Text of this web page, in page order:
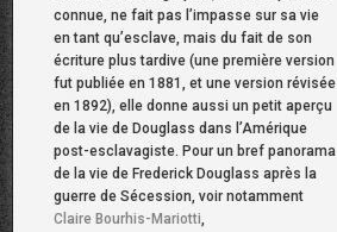
connue, ne fait pas l’impasse sur sa vie
en tant qu’esclave, mais du fait de son
écriture plus tardive (une première version
fut publiée en 1881, et une version révisée
en 1892), elle donne aussi un petit aperçu
de la vie de Douglass dans l’Amérique
post-esclavagiste. Pour un bref panorama
de la vie de Frederick Douglass après la
guerre de Sécession, voir notamment
Claire Bourhis-Mariotti,